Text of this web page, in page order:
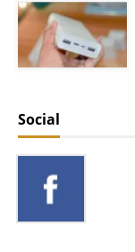
Social